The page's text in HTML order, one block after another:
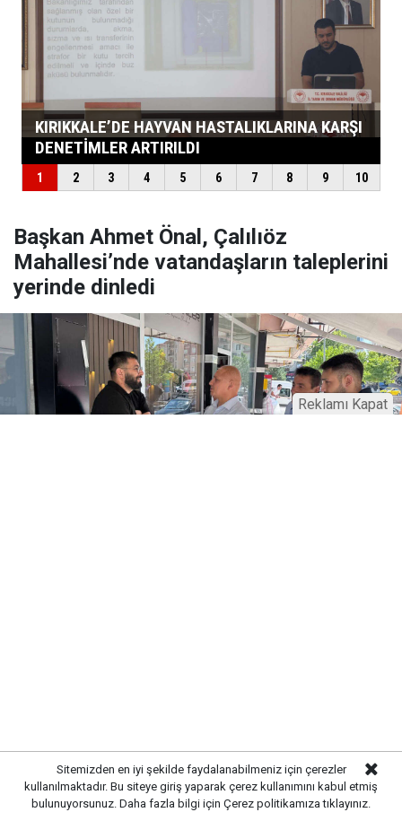
Başkan Ahmet Önal, Çalılıöz
Mahallesi’nde vatandaşların taleplerini
yerinde dinledi
belediyecilik anlayışıyla çalışmaların süreceğini
vurguladı.Sitemizden en iyi şekilde faydalanabilmeniz için çerezler
kullanılmaktadır. Bu siteye giriş yaparak çerez kullanımını kabul etmiş
bulunuyorsunuz. Daha fazla bilgi için Çerez politikamıza tıklayınız.
Reklamı Kapat